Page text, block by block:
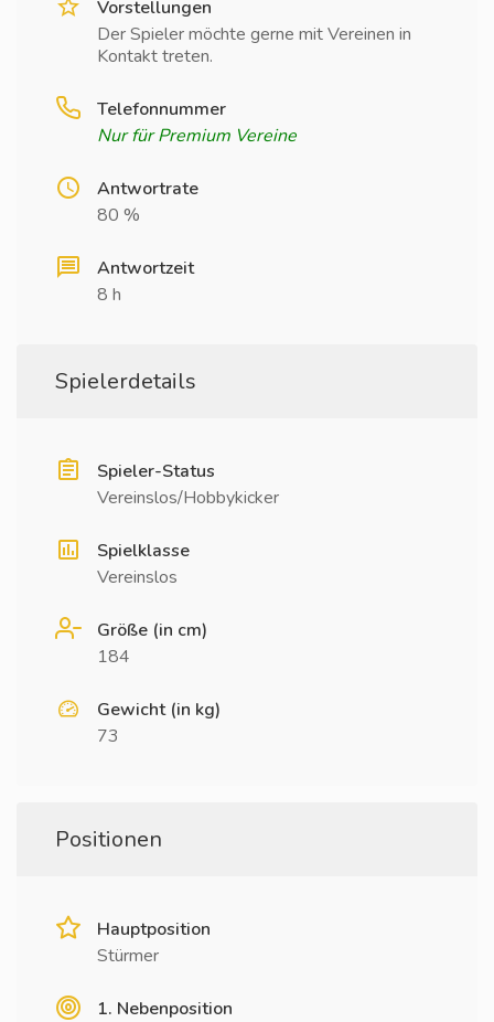
Vorstellungen
Der Spieler möchte gerne mit Vereinen in
Kontakt treten.
Telefonnummer
Nur für Premium Vereine
Antwortrate
80 %
Antwortzeit
8 h
Spielerdetails
Spieler-Status
Vereinslos/Hobbykicker
Spielklasse
Vereinslos
Größe (in cm)
184
Gewicht (in kg)
73
Positionen
Hauptposition
Stürmer
1. Nebenposition